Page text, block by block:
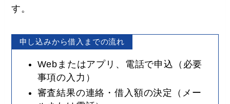
す。
申し込みから借入までの流れ
Webまたはアプリ、電話で申込（必要
事項の入力）
審査結果の連絡・借入額の決定（メー